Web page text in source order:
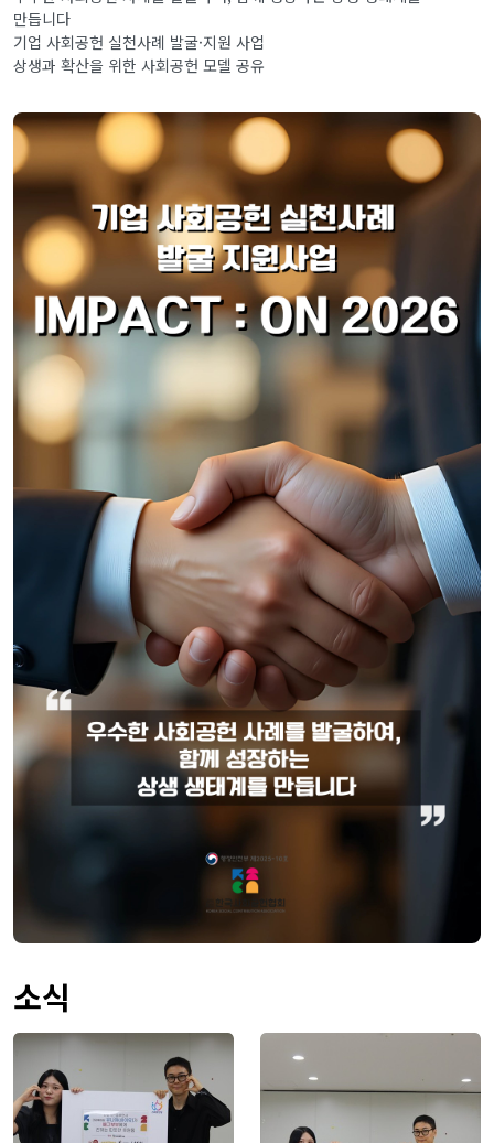
만듭니다
기업 사회공헌 실천사례 발굴·지원 사업
상생과 확산을 위한 사회공헌 모델 공유
소식